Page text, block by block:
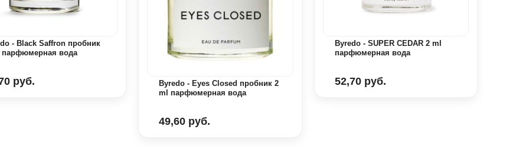
- Black Saffron пробник
парфюмерная вода
руб.
Byredo - Eyes Closed пробник 2
ml парфюмерная вода
49,60 руб.
Byredo - SUPER CEDAR 2 ml
парфюмерная вода
52,70 руб.